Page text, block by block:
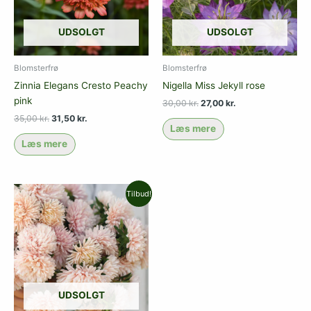
UDSOLGT
Blomsterfrø
Zinnia Elegans Cresto Peachy
pink
35,00kr. 31,50 kr.
Læs mere
UDSOLGT
Blomsterfrø
Nigella Miss Jekyll rose
30,00kr. 27,00 kr.
Læs mere
Tilbud!
UDSOLGT
Den
oprindelige
pris
var:
30,00 kr..
Den
aktuelle
pris
er:
27,00 kr..